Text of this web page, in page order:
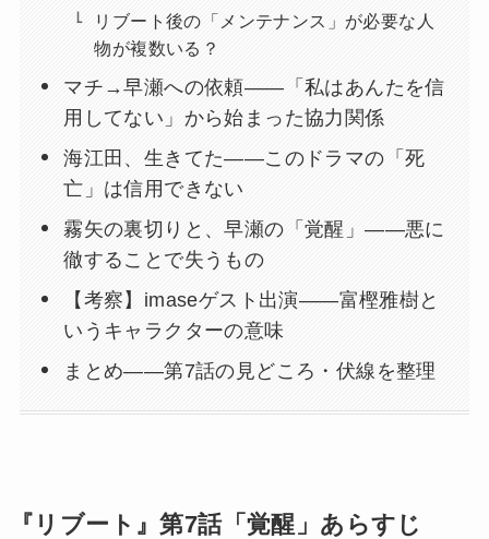
リブート後の「メンテナンス」が必要な人
物が複数いる？
マチ→早瀬への依頼——「私はあんたを信
用してない」から始まった協力関係
海江田、生きてた——このドラマの「死
亡」は信用できない
霧矢の裏切りと、早瀬の「覚醒」——悪に
徹することで失うもの
【考察】imaseゲスト出演——富樫雅樹と
いうキャラクターの意味
まとめ——第7話の見どころ・伏線を整理
『リブート』第7話「覚醒」あらすじ